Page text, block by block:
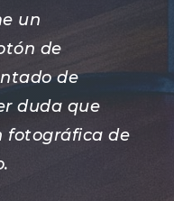
un
de
de
duda que
fotográfica de